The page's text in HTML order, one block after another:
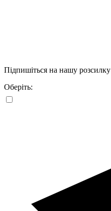
Підпишіться на нашу розсилку
Оберіть: